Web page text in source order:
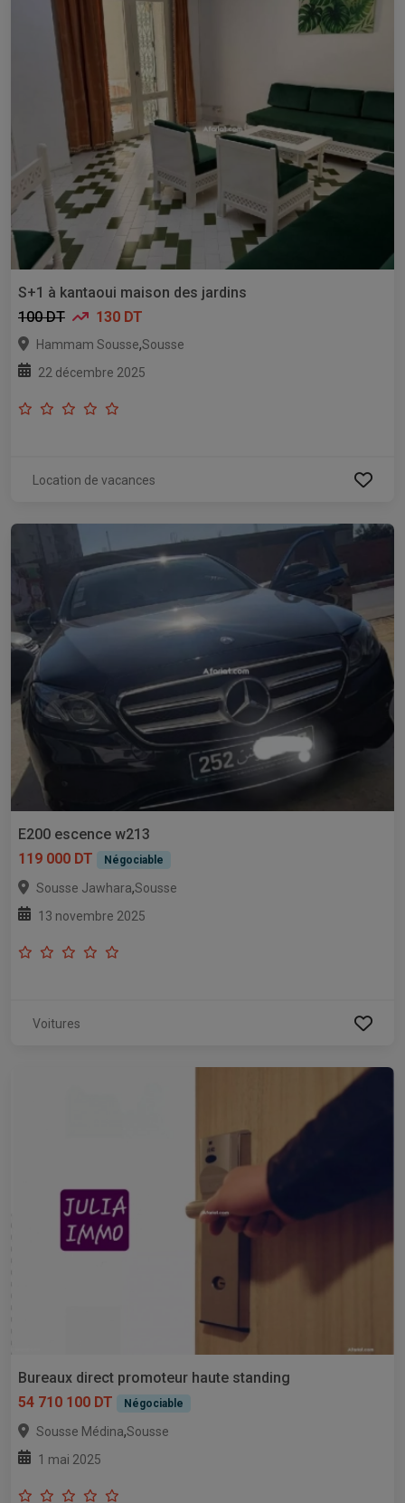
S+1 à kantaoui maison des jardins
100 DT
130 DT
Hammam Sousse,Sousse
22 décembre 2025
Location de vacances
E200 escence w213
119 000 DT
Négociable
Sousse Jawhara,Sousse
13 novembre 2025
Voitures
Bureaux direct promoteur haute standing
54 710 100 DT
Négociable
Sousse Médina,Sousse
1 mai 2025